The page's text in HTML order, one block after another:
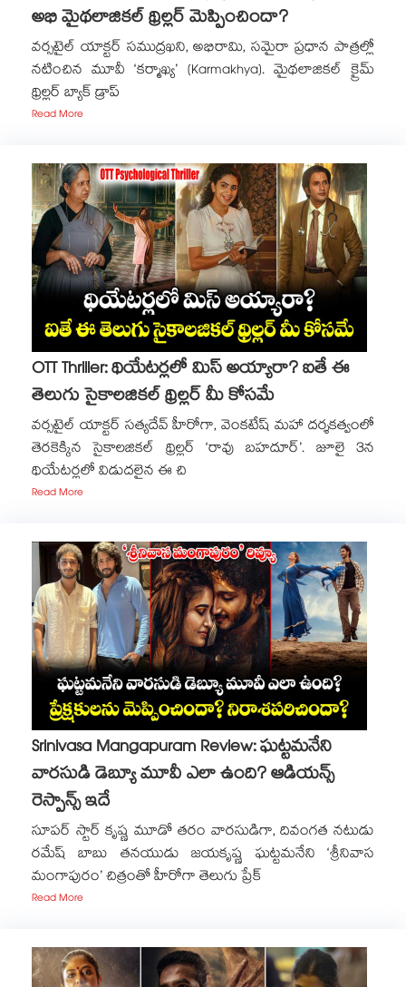
అభి మైథలాజికల్ థ్రిల్లర్ మెప్పించిందా?
వర్సటైల్ యాక్టర్ సముద్రఖని, అభిరామి, సమైరా ప్రధాన పాత్రల్లో
నటించిన మూవీ ‘కర్మాఖ్య’ (Karmakhya). మైథలాజికల్ క్రైమ్
థ్రిల్లర్ బ్యాక్ డ్రాప్
Read More
OTT Thriller: థియేటర్లలో మిస్ అయ్యారా? ఐతే ఈ
తెలుగు సైకాలజికల్ థ్రిల్లర్ మీ కోసమే
వర్సటైల్ యాక్టర్ సత్యదేవ్ హీరోగా, వెంకటేష్ మహా దర్శకత్వంలో
తెరకెక్కిన సైకాలజికల్ థ్రిల్లర్ ‘రావు బహదూర్’. జూలై 3న
థియేటర్లలో విడుదలైన ఈ చి
Read More
Srinivasa Mangapuram Review: ఘట్టమనేని
వారసుడి డెబ్యూ మూవీ ఎలా ఉంది? ఆడియన్స్
రెస్పాన్స్ ఇదే
సూపర్ స్టార్ కృష్ణ మూడో తరం వారసుడిగా, దివంగత నటుడు
రమేష్ బాబు తనయుడు జయకృష్ణ ఘట్టమనేని ‘శ్రీనివాస
మంగాపురం’ చిత్రంతో హీరోగా తెలుగు ప్రేక్
Read More